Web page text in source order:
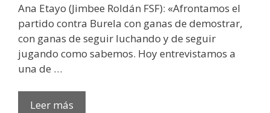
Ana Etayo (Jimbee Roldán FSF): «Afrontamos el
partido contra Burela con ganas de demostrar,
con ganas de seguir luchando y de seguir
jugando como sabemos. Hoy entrevistamos a
una de …
Leer más